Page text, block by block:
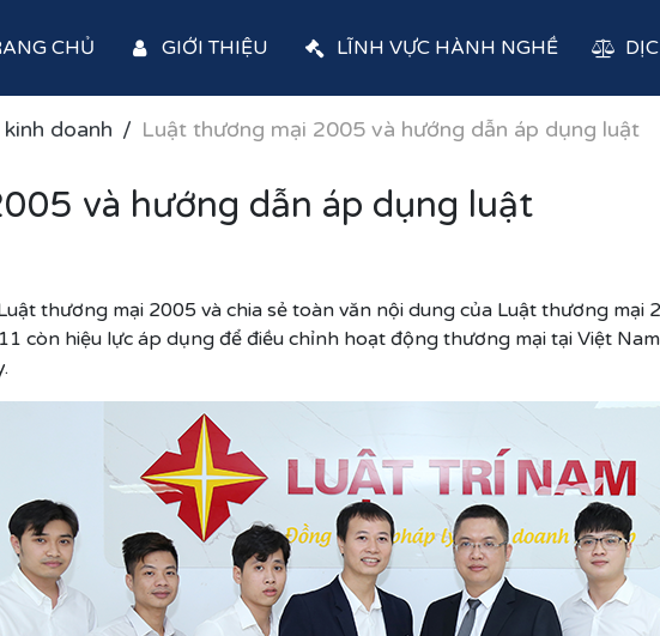
CHỦ GIỚI THIỆU LĨNH VỰC HÀNH NGHỀ
doanh Luật thương mại 2005 và hướng dẫn áp dụng luật
và hướng dẫn áp dụng luật
thương mại 2005 và chia sẻ toàn văn nội dung của Luật thương mại
còn hiệu lực áp dụng để điều chỉnh hoạt động thương mại tại Việt